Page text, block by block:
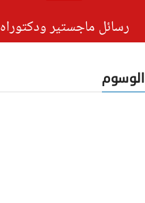
رسائل ماجستير ودكتوراه
الوسوم